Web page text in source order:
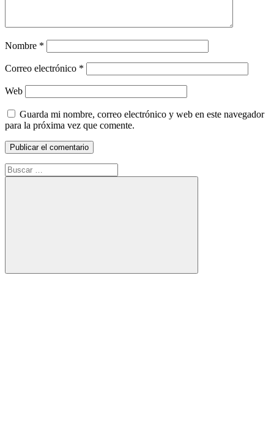
Nombre *
Correo electrónico *
Web
Guarda mi nombre, correo electrónico y web en este navegador
para la próxima vez que comente.
Buscar:
Buscar